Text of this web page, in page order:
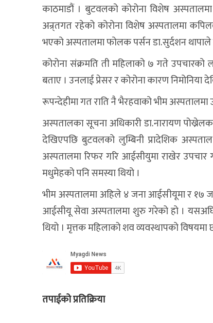
काठमाडौं । बुटवलको कोरोना विशेष
अन्र्तगत रहेको कोरोना विशेष अस्पतालमा
भएको अस्पतालमा फोलक पर्सन डा.सुर्दशन थापाले
कोरोना संक्रमति ती महिलाको ७ गते उपचारको
बताए । उनलाई प्रेसर र कोरोना कारण निमोनिया
रूपन्देहीमा गत राति नै भैरहवाको भीम अस्पतालमा
अस्पतालका सूचना अधिकारी डा.नारायण
देखिएपछि बुटवलको लुम्बिनी प्रादेशिक
अस्पतालमा रिफर गरि आईसीयुमा राखेर उपचार
मधुमेहको पनि समस्या थियो ।
भीम अस्पतालमा अहिले ४ जना आईसीयूमा र १७
आईसीयू सेवा अस्पतालमा शुरु गरेको हो ।
थियो । मृत्तक महिलाको शव व्यवस्थापको
तपाईको प्रतिक्रिया